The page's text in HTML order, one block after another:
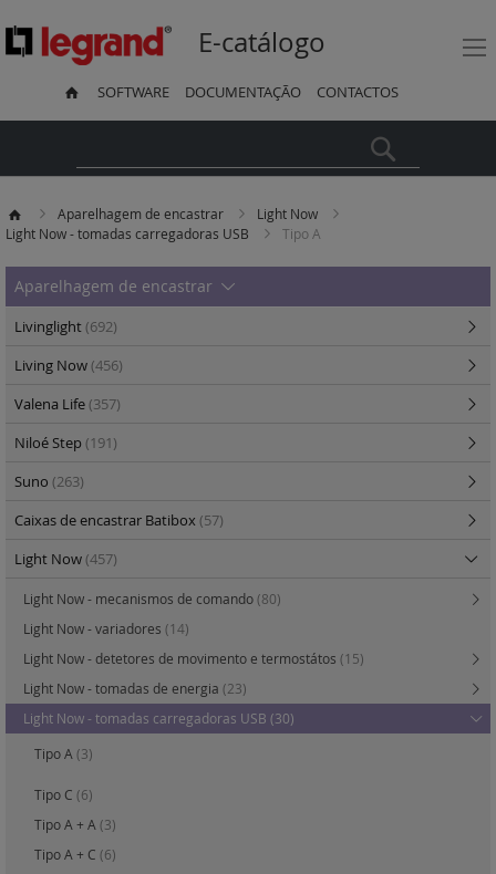
E-catálogo
SOFTWARE DOCUMENTAÇÃO CONTACTOS
Aparelhagem de encastrar
Light Now
Light Now - tomadas carregadoras USB
Tipo A
Aparelhagem de encastrar
Livinglight(692)
Living Now(456)
Valena Life(357)
Niloé Step(191)
Suno (263)
Caixas de encastrar Batibox(57)
Light Now(457)
Light Now - mecanismos de comando(80)
Light Now - variadores (14)
Light Now - detetores de movimento e termostátos (15)
Light Now - tomadas de energia (23)
Light Now - tomadas carregadoras USB (30)
Tipo A (3)
Tipo C (6)
Tipo A + A (3)
Tipo A + C (6)